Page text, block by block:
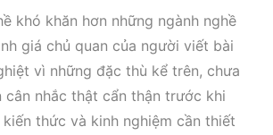
khó khăn hơn những ngành nghề
giá chủ quan của người viết bài
vì những đặc thù kể trên, chưa
nhắc thật cẩn thận trước khi
thức và kinh nghiệm cần thiết